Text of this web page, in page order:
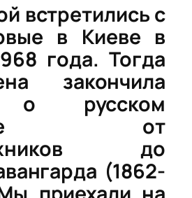
встретились с
в Киеве в
года. Тогда
закончила
о русском
от
до
(1862-